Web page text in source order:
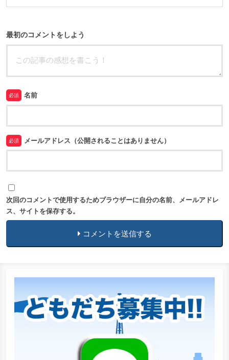
最初のコメントをしよう
必須 名前
必須 メールアドレス（公開されることはありません）
次回のコメントで使用するためブラウザーに自分の名前、メールアドレ
ス、サイトを保存する。
コメントを送信する